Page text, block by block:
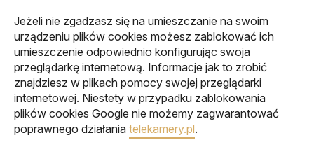
Jeżeli nie zgadzasz się na umieszczanie na swoim
urządzeniu plików cookies możesz zablokować ich
umieszczenie odpowiednio konfigurując swoja
przeglądarkę internetową. Informacje jak to zrobić
znajdziesz w plikach pomocy swojej przeglądarki
internetowej. Niestety w przypadku zablokowania
plików cookies Google nie możemy zagwarantować
poprawnego działania telekamery.pl.